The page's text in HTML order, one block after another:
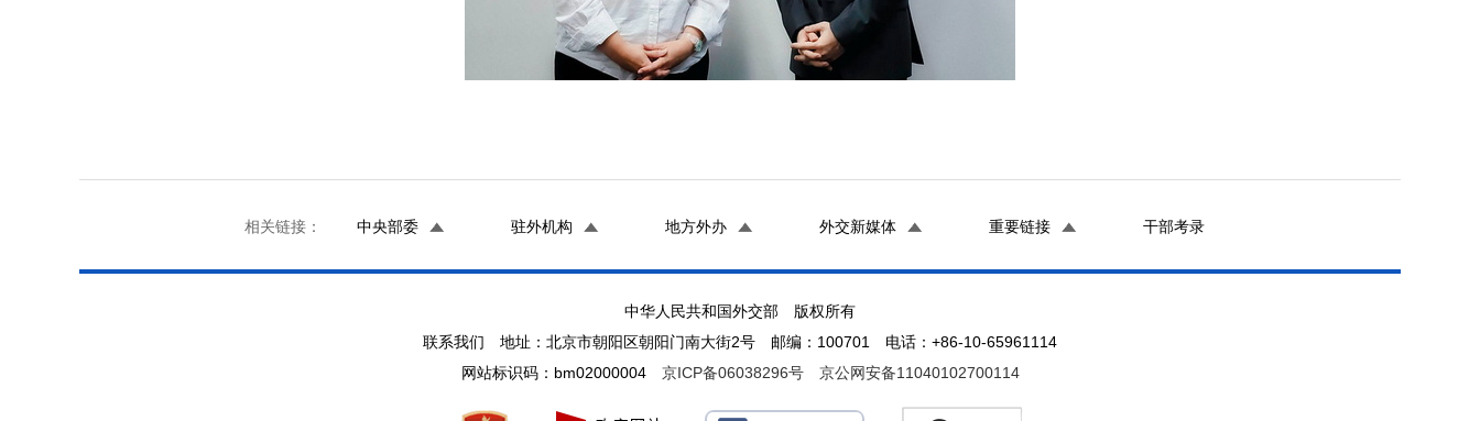
相关链接： 中央部委 驻外机构 地方外办 外交新媒体 重要链接 干部考录
中华人民共和国外交部 版权所有
联系我们 地址：北京市朝阳区朝阳门南大街2号 邮编：100701 电话：+86-10-65961114
网站标识码：bm02000004 京ICP备06038296号 京公网安备11040102700114